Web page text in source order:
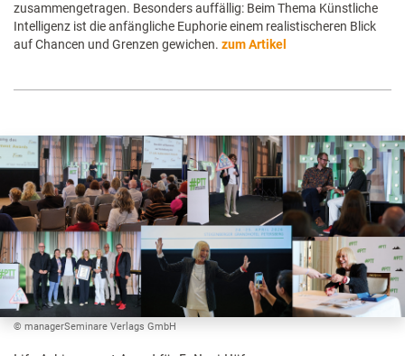
zusammengetragen. Besonders auffällig: Beim Thema Künstliche
Intelligenz ist die anfängliche Euphorie einem realistischeren Blick
auf Chancen und Grenzen gewichen. zum Artikel
© managerSeminare Verlags GmbH